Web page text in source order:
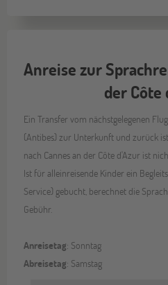
Anreise zur
der Côte
Ein Transfer vom nächstgelegenen
(Antibes) zur Unterkunft und zurück
nach Cannes an der Côte d'Azur ist
Ist für alleinreisende Kinder ein
Service) gebucht, berechnet die
Gebühr.
Anreisetag: Sonntag
Abreisetag: Samstag